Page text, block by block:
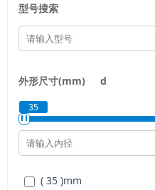
型号搜索
外形尺寸(mm) d
35
( 35 )mm